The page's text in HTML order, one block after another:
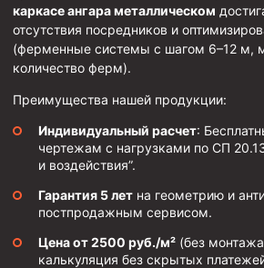
Муфта ОТТГ 127
Муфта ОТТГ 114
Оборудование для трубопроводов
высокого давления
Задвижки буровые
Буровые насосы
Противовыбросовое оборудование
каркасе ангара металлическом
отсутствия посредников и
(ферменные системы с шагом 6–12 м,
количество ферм).
Преимущества нашей продукции:
Индивидуальный расчет:
чертежам с нагрузками по СП
и воздействия”.
Гарантия 5 лет на геометрию и
постпродажным сервисом.
Цена от 2500 руб./м² (без
калькуляция без скрытых